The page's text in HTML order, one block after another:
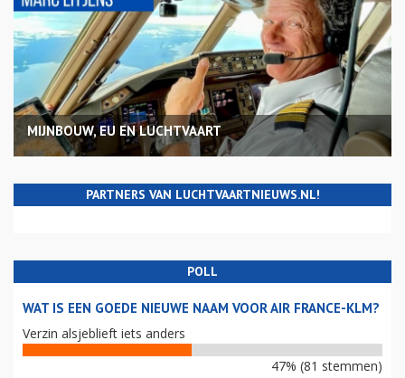
MIJNBOUW, EU EN LUCHTVAART
PARTNERS VAN LUCHTVAARTNIEUWS.NL!
POLL
WAT IS EEN GOEDE NIEUWE NAAM VOOR AIR FRANCE-KLM?
Verzin alsjeblieft iets anders
47% (81 stemmen)